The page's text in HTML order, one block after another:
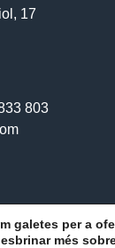
17
803
galetes per a
més